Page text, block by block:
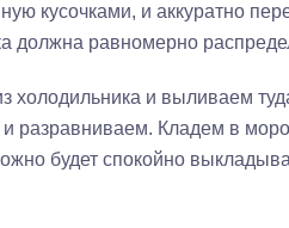
кусочками, и аккуратно
должна равномерно
холодильника и выливаем
разравниваем. Кладем в
будет спокойно